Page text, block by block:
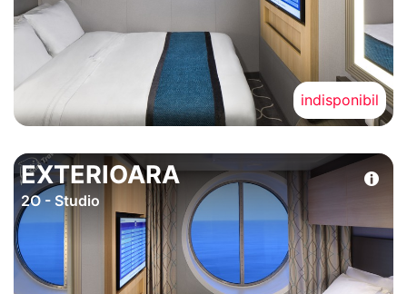
indisponibil
EXTERIOARA
2O - Studio